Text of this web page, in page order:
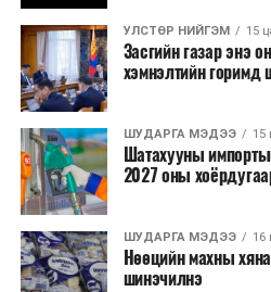
бизнесийн үйл ажиллагаа
хөрөнгийн үнэ цэнэ өсөх
үр нөлөө үзүүлнэ гэж
Трамвай нь цахилгаан эрчим
ашиглалтын явцад агаар
ялгаруулахгүй. Иргэд хувийн
багтаамжийн нийтийн
хөдөлгөөний ачаалал,
болон бусад хүлэмжийн хийн
холбогдолтой.
УЛСТӨР НИЙГЭМ 15
Засгийн газар энэ
хэмнэлтийн горимд
ШУДАРГА МЭДЭЭ 15
Шатахууны
2027 оны
ШУДАРГА МЭДЭЭ 16
Нөөцийн махны
шинэчилнэ